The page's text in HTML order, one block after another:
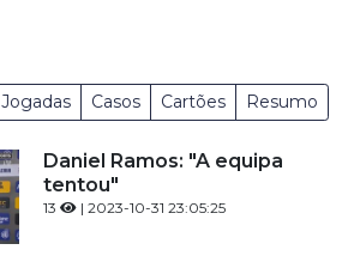
Jogadas Casos Cartões Resumo
Daniel Ramos: "A equipa
tentou"
13 | 2023-10-31 23:05:25